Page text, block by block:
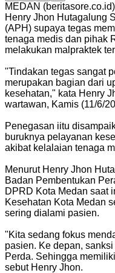
MEDAN
Henry Jhon Hutagalung
(APH) supaya tegas
tenaga medis dan pihak
melakukan malpraktek
"Tindakan tegas sangat
merupakan bagian dari
kesehatan," kata Henry
wartawan, Kamis (11/6/
Penegasan iitu
buruknya pelayanan
akibat kelalaian tenaga
Menurut Henry Jhon
Badan Pembentukan
DPRD Kota Medan saat
Kesehatan Kota Medan
sering dialami pasien.
"Kita sedang fokus
pasien. Ke depan,
Perda. Sehingga
sebut Henry Jhon.